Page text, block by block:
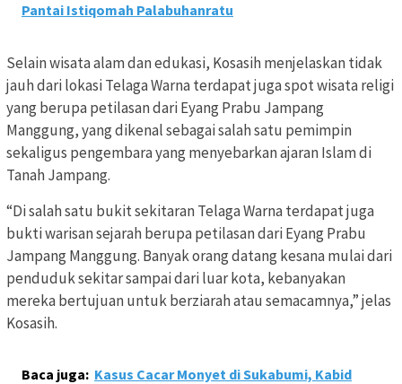
Pantai Istiqomah Palabuhanratu
Selain wisata alam dan edukasi, Kosasih menjelaskan tidak
jauh dari lokasi Telaga Warna terdapat juga spot wisata religi
yang berupa petilasan dari Eyang Prabu Jampang
Manggung, yang dikenal sebagai salah satu pemimpin
sekaligus pengembara yang menyebarkan ajaran Islam di
Tanah Jampang.
“Di salah satu bukit sekitaran Telaga Warna terdapat juga
bukti warisan sejarah berupa petilasan dari Eyang Prabu
Jampang Manggung. Banyak orang datang kesana mulai dari
penduduk sekitar sampai dari luar kota, kebanyakan
mereka bertujuan untuk berziarah atau semacamnya,” jelas
Kosasih.
Baca juga: Kasus Cacar Monyet di Sukabumi, Kabid